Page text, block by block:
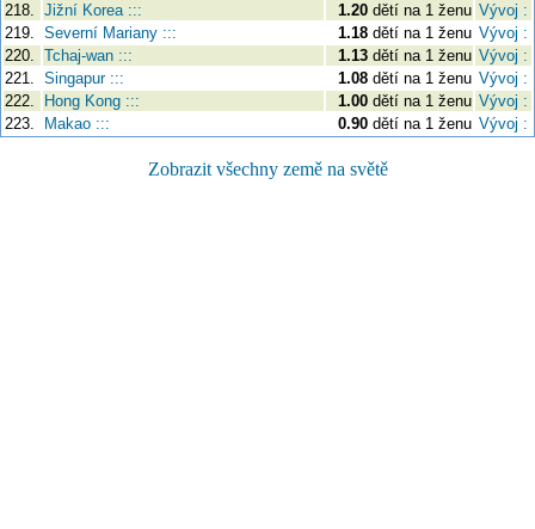
218. Jižní Korea ::: 1.20 dětí na 1 ženu Vývoj :
219. Severní Mariany ::: 1.18 dětí na 1 ženu Vývoj :
220. Tchaj-wan ::: 1.13 dětí na 1 ženu Vývoj :
221. Singapur ::: 1.08 dětí na 1 ženu Vývoj :
222.
Hong Kong ::: 1.00 dětí na 1 ženu Vývoj :
223.
Makao ::: 0.90 dětí na 1 ženu Vývoj :
Zobrazit všechny země na světě